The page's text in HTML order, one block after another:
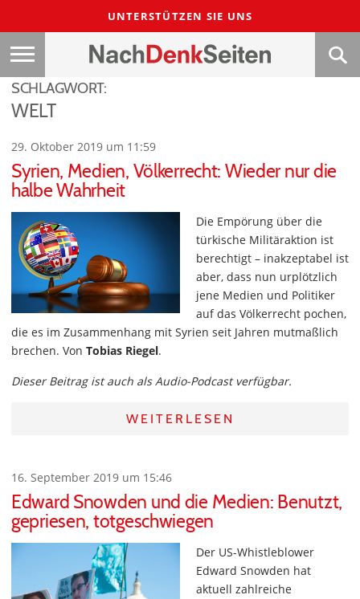
UNTERSTÜTZEN SIE UNS
SCHLAGWORT:
WELT
29. Oktober 2019 um 11:59
Syrien, Medien, Völkerrecht: Wieder nur die
halbe Wahrheit
Die Empörung über die
türkische Militäraktion ist
berechtigt – inakzeptabel ist
aber, dass nun urplötzlich
jene Medien und Politiker
auf das Völkerrecht pochen,
die es im Zusammenhang mit Syrien seit Jahren mutmaßlich
brechen. Von Tobias Riegel.
Dieser Beitrag ist auch als Audio-Podcast verfügbar.
WEITERLESEN
16. September 2019 um 15:46
Edward Snowden und die Medien: Benutzt,
gepriesen, totgeschwiegen
Der US-Whistleblower
Edward Snowden hat
aktuell zahlreiche